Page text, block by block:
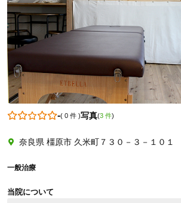
-( 0 件)写真(3 件)
奈良県 橿原市 久米町７３０－３－１０１
一般治療
当院について
「健康にはりを見た」